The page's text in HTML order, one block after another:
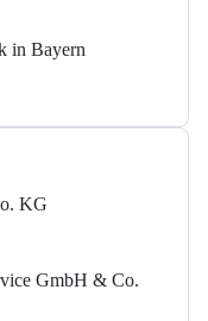
in Bayern
KG
GmbH & Co.